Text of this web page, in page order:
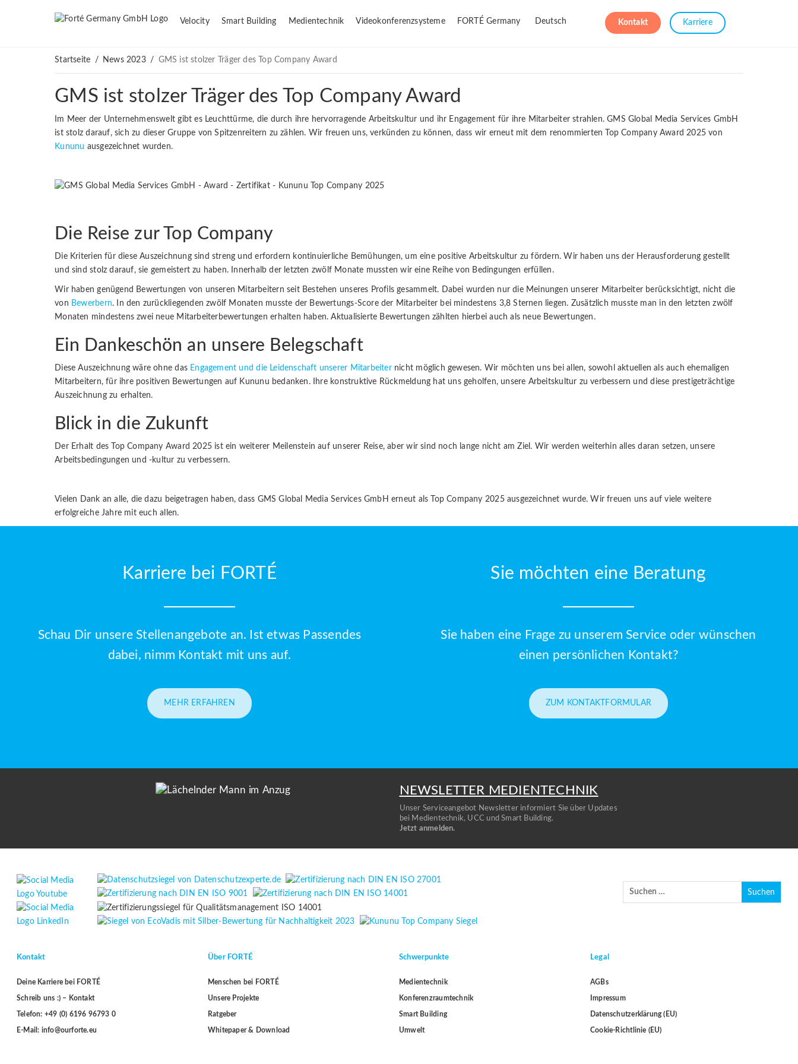
Kontakt Karriere
Velocity Smart Building Medientechnik Videokonferenzsysteme FORTÉ Germany Deutsch
Startseite / News 2023 / GMS ist stolzer Träger des Top Company Award
GMS ist stolzer Träger des Top Company Award
Im Meer der Unternehmenswelt gibt es Leuchttürme, die durch ihre hervorragende Arbeitskultur und ihr Engagement für ihre Mitarbeiter strahlen. GMS Global Media Services GmbH
ist stolz darauf, sich zu dieser Gruppe von Spitzenreitern zu zählen. Wir freuen uns, verkünden zu können, dass wir erneut mit dem renommierten Top Company Award 2025 von
Kununu ausgezeichnet wurden.
Die Reise zur Top Company
Die Kriterien für diese Auszeichnung sind streng und erfordern kontinuierliche Bemühungen, um eine positive Arbeitskultur zu fördern. Wir haben uns der Herausforderung gestellt
und sind stolz darauf, sie gemeistert zu haben. Innerhalb der letzten zwölf Monate mussten wir eine Reihe von Bedingungen erfüllen.
Wir haben genügend Bewertungen von unseren Mitarbeitern seit Bestehen unseres Profils gesammelt. Dabei wurden nur die Meinungen unserer Mitarbeiter berücksichtigt, nicht die
von Bewerbern. In den zurückliegenden zwölf Monaten musste der Bewertungs-Score der Mitarbeiter bei mindestens 3,8 Sternen liegen. Zusätzlich musste man in den letzten zwölf
Monaten mindestens zwei neue Mitarbeiterbewertungen erhalten haben. Aktualisierte Bewertungen zählten hierbei auch als neue Bewertungen.
Ein Dankeschön an unsere Belegschaft
Diese Auszeichnung wäre ohne das Engagement und die Leidenschaft unserer Mitarbeiternicht möglich gewesen. Wir möchten uns bei allen, sowohl aktuellen als auch ehemaligen
Mitarbeitern, für ihre positiven Bewertungen auf Kununu bedanken. Ihre konstruktive Rückmeldung hat uns geholfen, unsere Arbeitskultur zu verbessern und diese prestigeträchtige
Auszeichnung zu erhalten.
Blick in die Zukunft
Der Erhalt des Top Company Award 2025 ist ein weiterer Meilenstein auf unserer Reise, aber wir sind noch lange nicht am Ziel. Wir werden weiterhin alles daran setzen, unsere
Arbeitsbedingungen und -kultur zu verbessern.
Vielen Dank an alle, die dazu beigetragen haben, dass GMS Global Media Services GmbH erneut als Top Company 2025 ausgezeichnet wurde. Wir freuen uns auf viele weitere
erfolgreiche Jahre mit euch allen.
Karriere bei FORTÉ
Schau Dir unsere Stellenangebote an. Ist etwas Passendes
dabei, nimm Kontakt mit uns auf.
MEHR ERFAHREN
Sie möchten eine Beratung
Sie haben eine Frage zu unserem Service oder wünschen
einen persönlichen Kontakt?
ZUM KONTAKTFORMULAR
NEWSLETTER MEDIENTECHNIK
Unser Serviceangebot Newsletter informiert Sie über Updates
bei Medientechnik, UCC und Smart Building.
Jetzt anmelden.
Kontakt
Deine Karriere bei FORTÉ
Schreib uns :) – Kontakt
Telefon: +49 (0) 6196 96793 0
E-Mail: info@ourforte.eu
Über FORTÉ
Menschen bei FORTÉ
Unsere Projekte
Ratgeber
Whitepaper & Download
Schwerpunkte
Medientechnik
Konferenzraumtechnik
Smart Building
Umwelt
Legal
AGBs
Impressum
Datenschutzerklärung (EU)
Cookie-Richtlinie (EU)